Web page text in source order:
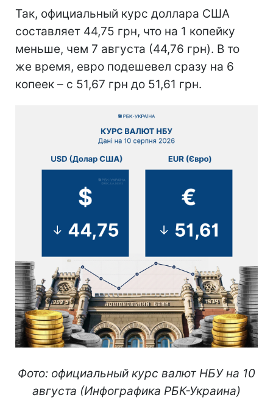
Так, официальный курс доллара США
составляет 44,75 грн, что на 1 копейку
меньше, чем 7 августа (44,76 грн). В то
же время, евро подешевел сразу на 6
копеек – с 51,67 грн до 51,61 грн.
Фото: официальный курс валют НБУ на 10
августа (Инфографика РБК-Украина)